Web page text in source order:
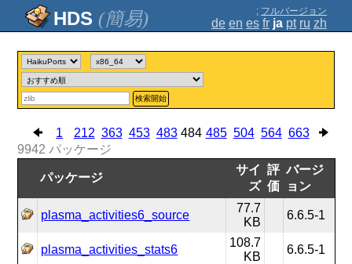
(簡易) ; フルバージョン
de en es fr ja pt ru zh
検索開始
1 212 363 453 483 484 485 504 564 663
9942 パッケージ
パッケージ
サイ
ズ
評
価
バージ
ョン
plasma_activities6_source
77.7
KB
6.6.5-1
plasma_activities_stats6
108.7
KB
6.6.5-1